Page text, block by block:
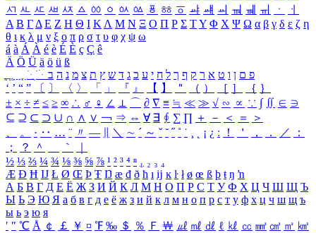
ㅺ ㅻ ㅼ ㅽ ㅾ ㅿ ㆀ ㆁ ㆂ ㆃ ㆄ ㆅ ㆆ ㆇ ㆈ ㆉ ㆊ ㆋ ㆌ ㆍ
ㆎ
Α Β ΓΔ Ε Ζ Η Θ Ι ΚΛ Μ Ν Ξ Ο Π Ρ Σ ΤΥ Φ Χ Ψ Ω α β γ δ ε ζ η
θ ι κ λ μ ν ξ ο π ρ σ τ υ φ χ ψ ω
á à Á À é è É È ç Ç ê
Ä Ö Ü ä ö ü ß
ִֶֹ ֻּ ׁׂ פ ם ן ו ט א ר ק ף ך ל ח י ע כ ג ד ש ץ ת צ מ נ ה ב
‘ ’ “ ” 〔 〕 〈 〉 「 」 『 』 【 】 ＂ （ ） ［ ］ ｛ ｝
± × ÷ ≠ ≤ ≥ ∞ ∴ ♂ ♀ ∠ ⊥ ⌒ ∂ ∇ ≡ ≒ ≪ ≫ √ ∽ ∝ ∵ ∫ ∬ ∈ ∋
⊆ ⊇ ⊂ ⊃ ∪ ∩ ∧ ∨ ￢ ⇒ ⇔ ∀ ∃ ∮ ∑ ∏ ＋ － ＜ ＝
＞
、
。 · ‥ … ¨ 〃 ― ＼ ∼ ´ ～ ˇ ˘ ˝ ˚ ˙ ¸ ¡ ¿ ː ！ ＇ ， ． ／
：
；
？ ＾ ｀
½ ⅓ ⅔ ¼ ¾ ⅛ ⅜ ⅝ ⅞ ¹ ² ³ ⁴ ⁿ ₁ ₂ ₃ ₄
Æ Ð Ħ Ĳ Ł Ø Œ Þ Ŧ Ŋ æ đ ð ħ ı ĳ ĸ ŀ ł ø œ ß þ ŧ ŋ ŉ
А Б В Г Д Е Ё Ж З И Й К Л М Н О П Р С Т У Ф Х Ц Ч Ш Щ Ъ
Ы Ь Э Ю Я а б в г д е ё ж з и й к л м н о п р с т у ф х ц ч ш щ ъ
ы ь э ю я
′ ″ ℃ Å ￠ ￡ ￥ ¤ ℉ ‰ ＄ ％ Ｆ ￦ ㎕ ㎖ ㎗ ℓ ㎘ ㏄ ㎣ ㎤ ㎥ ㎦